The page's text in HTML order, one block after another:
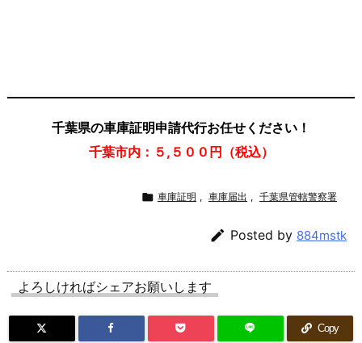
千葉県の車庫証明申請代行お任せください！
千葉市内：５,５００円（税込）
 車庫証明 , 車庫届出 , 千葉県管轄警察署
 Posted by 884mstk
よろしければシェアお願いします
Copy